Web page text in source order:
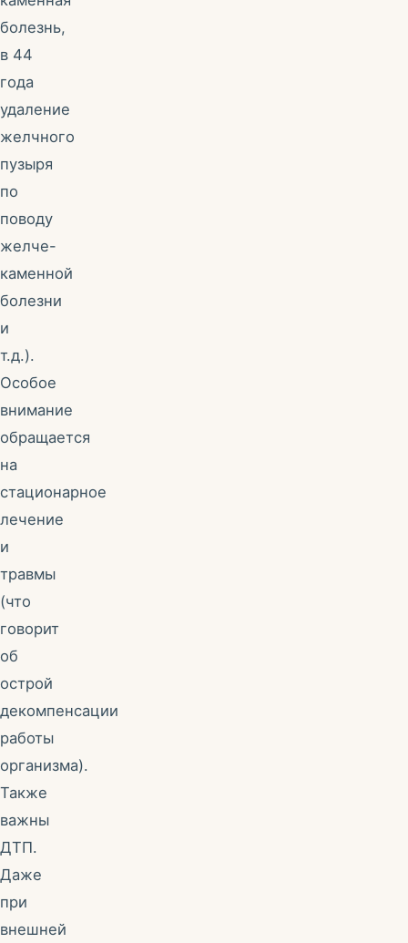
болезнь,
в 44
года
удаление
желчного
пузыря
по
поводу
желче-
каменной
болезни
и
т.д.).
Особое
внимание
обращается
на
стационарное
лечение
и
травмы
(что
говорит
об
острой
декомпенсации
работы
организма).
Также
важны
ДТП.
Даже
при
внешней